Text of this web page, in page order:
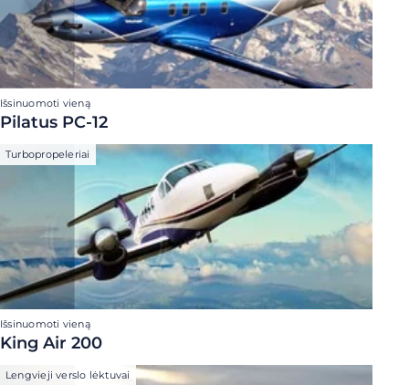
Išsinuomoti vieną
Pilatus PC-12
Turbopropeleriai
Išsinuomoti vieną
King Air 200
Lengvieji verslo lėktuvai